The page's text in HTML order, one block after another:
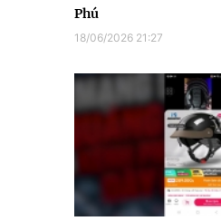
Phú
18/06/2026 21:27